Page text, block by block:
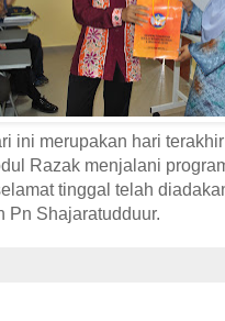
ini merupakan hari
Razak menjalani
tinggal telah
Pn Shajaratudduur.